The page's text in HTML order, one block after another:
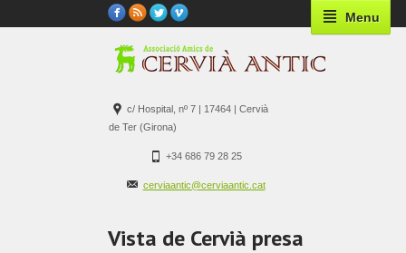
Menu
c/ Hospital, nº 7 | 17464 | Cervià
de Ter (Girona)
+34 686 79 28 25
cerviaantic@cerviaantic.cat
Vista de Cervià presa